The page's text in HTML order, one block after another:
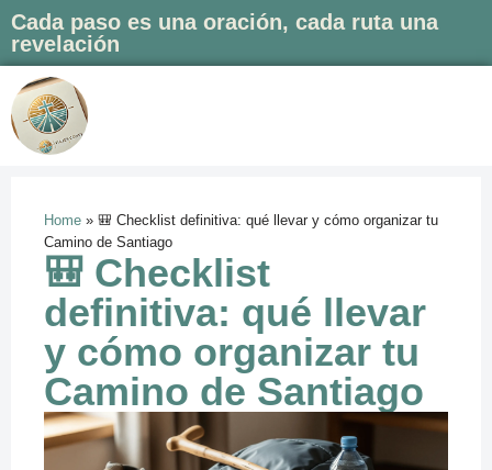
al
contenido
Cada paso es una oración, cada ruta una
revelación
Home » 🎒 Checklist definitiva: qué llevar y cómo organizar tu
Camino de Santiago
🎒 Checklist
definitiva: qué llevar
y cómo organizar tu
Camino de Santiago